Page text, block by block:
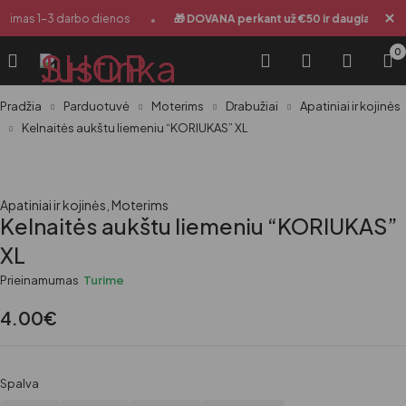
1-3 darbo dienos 🎁 DOVANA perkant už €50 ir daugiau •
0
Pradžia Parduotuvė Moterims Drabužiai
Apatiniai ir kojinės
Kelnaitės aukštu liemeniu “KORIUKAS” XL
Apatiniai ir kojinės Moterims
Kelnaitės aukštu liemeniu “KORIUKAS”
XL
Prieinamumas Turime
4.00€
Spalva